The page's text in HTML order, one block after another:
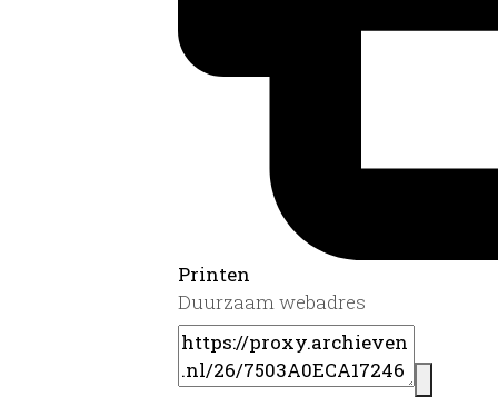
Printen
Duurzaam webadres